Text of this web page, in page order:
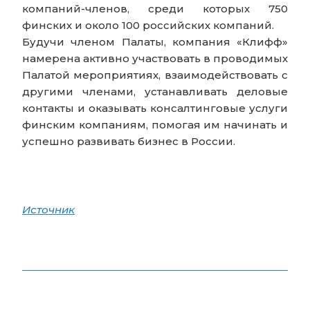
компаний-членов, среди которых 750
финских и около 100 российских компаний.
Будучи членом Палаты, компания «Клифф»
намерена активно участвовать в проводимых
Палатой мероприятиях, взаимодействовать с
другими членами, устанавливать деловые
контакты и оказывать консалтинговые услуги
финским компаниям, помогая им начинать и
успешно развивать бизнес в России.
Источник